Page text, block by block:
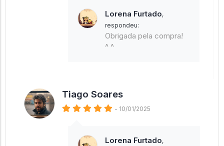
Lorena Furtado,
respondeu:
Obrigada pela compra!
^ ^
Tiago Soares
- 10/01/2025
Lorena Furtado,